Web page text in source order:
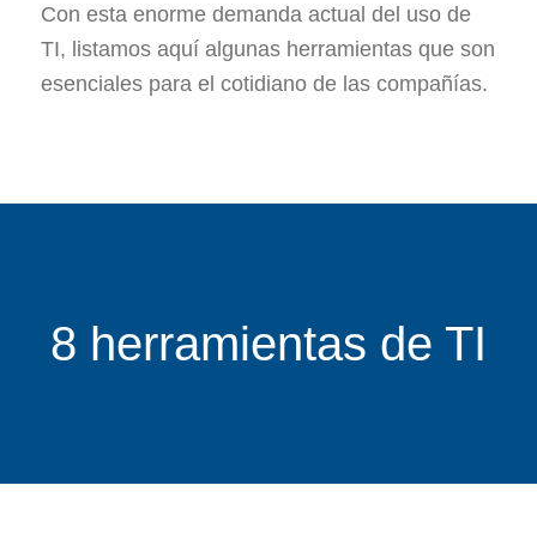
Con esta enorme demanda actual del uso de
TI, listamos aquí algunas herramientas que son
esenciales para el cotidiano de las compañías.
8 herramientas de TI